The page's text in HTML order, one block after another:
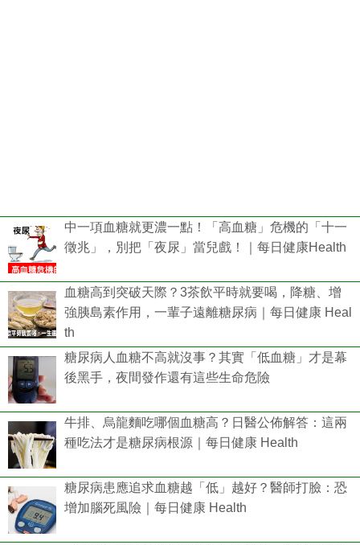
中一項血糖就更濃一點！「高血糖」危機的「十一
徵兆」，別把「夜尿」當兒戲！｜每日健康Health
血糖高到突破天際？3茶飲平時就要喝，降糖、增
強胰島素作用，一輩子遠離糖尿病｜每日健康 Heal
th
糖尿病人血糖不高就沒事？其實「低血糖」才是幕
後黑手，夜間發作還有這些生命危險
牛排、烏龍麵吃哪個血糖高？日醫公佈解答：這兩
種吃法才是糖尿病根源｜每日健康 Health
糖尿病患應追求血糖越「低」越好？醫師打臉：恐
增加腦死風險｜每日健康 Health